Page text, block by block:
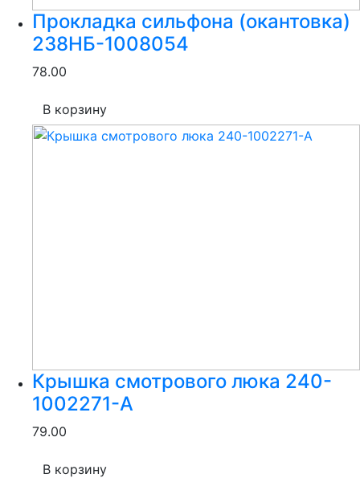
Прокладка сильфона (окантовка)
238НБ-1008054
78.00
В корзину
Крышка смотрового люка 240-
1002271-А
79.00
В корзину